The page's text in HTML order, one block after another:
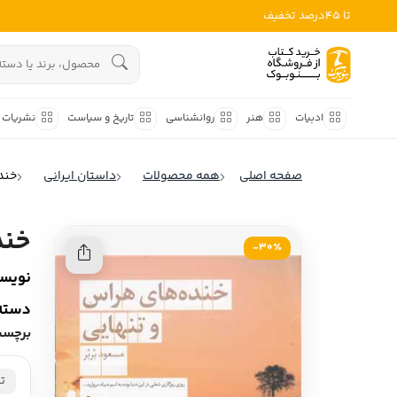
تا 45درصد تخفیف
ادبیات هنر روانشناسی تاریخ و سیاست نشریات
ادبیات ایران
ادبیات فرانسه
ادبیات ایتالیا
ادبیات آمریکای لاتین
ادبیات
صفحه اصلی همه محصولات داستان ایرانی
30٪-